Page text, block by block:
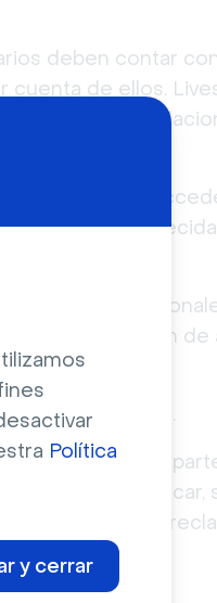
Política
y cerrar
deben contar
de ellos.
particular
para
normas
son
autorización de
Weblivestorm.co .
a todo o
y de modificar,
derecho a